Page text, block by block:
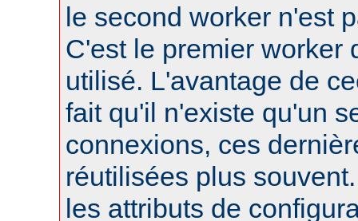
le second worker n'est
C'est le premier worker
utilisé. L'avantage de
fait qu'il n'existe qu'un
connexions, ces
réutilisées plus
les attributs de